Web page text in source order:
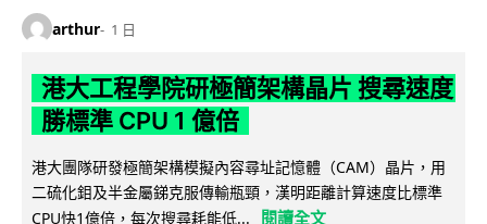
arthur 1 日
港大工程學院研極簡架構晶片 搜尋速度
勝標準 CPU 1 億倍
港大團隊研發極簡架構模擬內容尋址記憶體（CAM）晶片，用
二硫化鉬及半金屬銻克服傳輸瓶頸，漢明距離計算速度比標準
CPU快1億倍，每次搜尋耗能低...
閱讀全文